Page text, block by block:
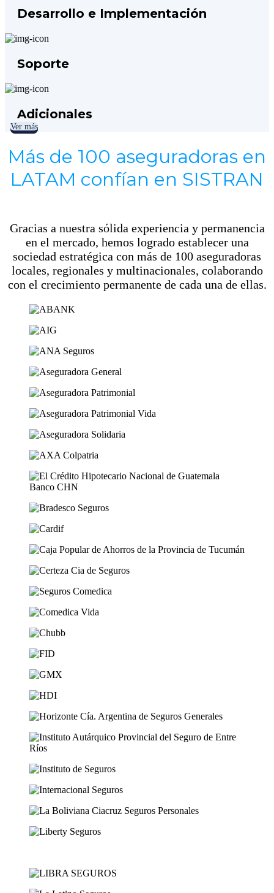
Desarrollo e Implementación
Soporte
Adicionales
Ver más
Más de 100 aseguradoras en
LATAM confían en SISTRAN
Gracias a nuestra sólida experiencia y permanencia
en el mercado, hemos logrado establecer una
sociedad estratégica con más de 100 aseguradoras
locales, regionales y multinacionales, colaborando
con el crecimiento permanente de cada una de ellas.